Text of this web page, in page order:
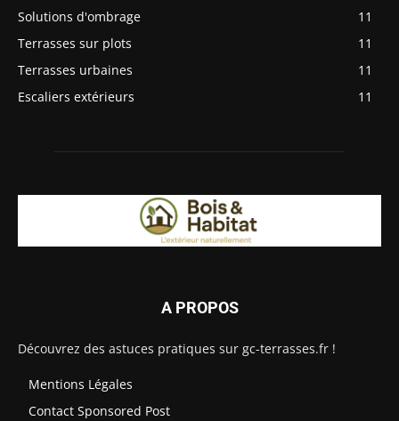
Solutions d'ombrage
11
Terrasses sur plots
11
Terrasses urbaines
11
Escaliers extérieurs
11
A PROPOS
Découvrez des astuces pratiques sur gc-terrasses.fr !
Mentions Légales
Contact Sponsored Post